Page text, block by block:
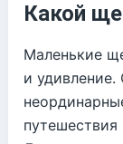
Какой
Маленькие
и удивление.